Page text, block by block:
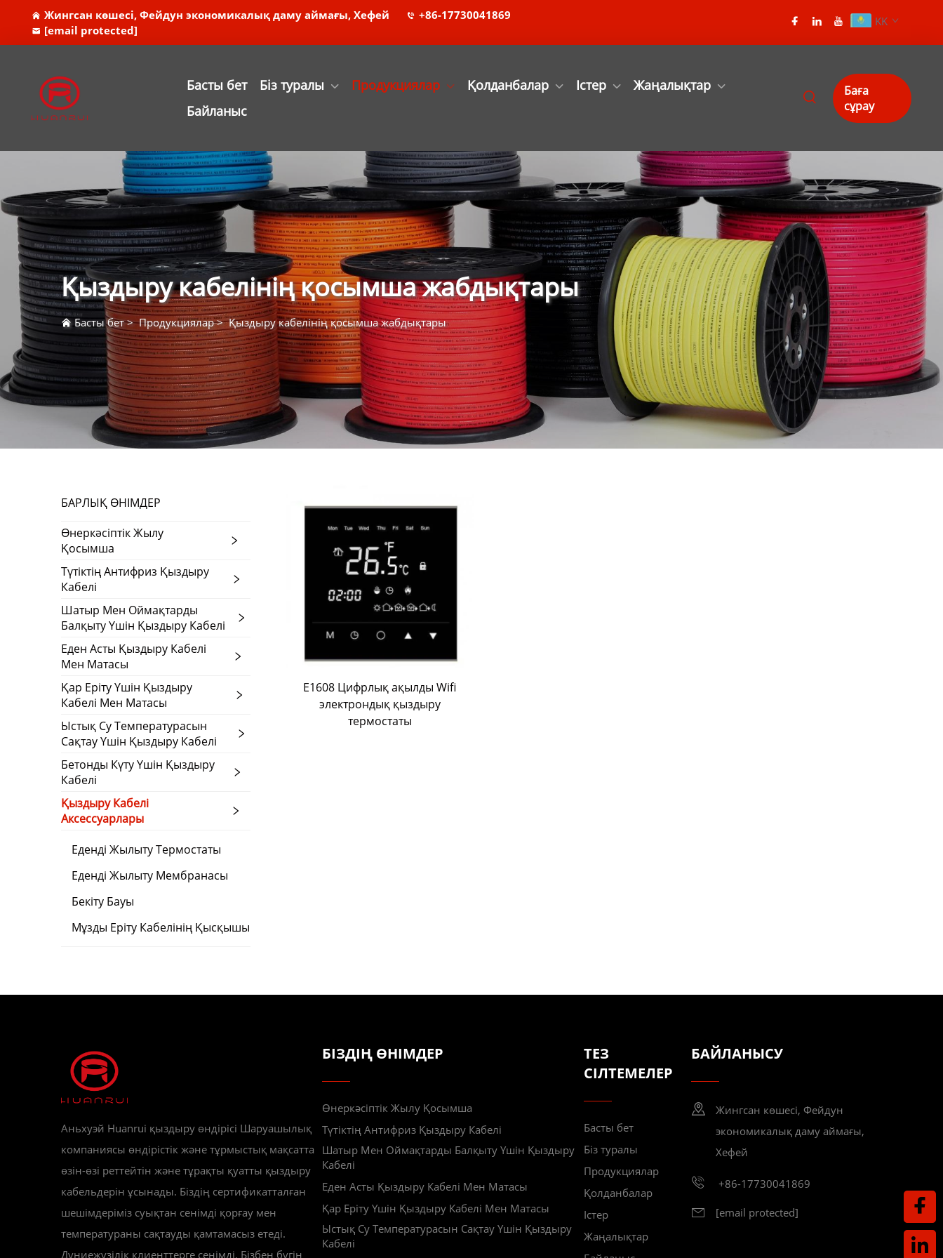
Жингсан көшесі, Фейдун экономикалық даму аймағы, Хефей
+86-17730041869
[email protected]
KK
Басты бет Біз туралы Продукциялар Қолданбалар Істер
Жаңалықтар
Байланыс
Баға
сұрау
Қыздыру кабелінің қосымша жабдықтары
Басты бет>Продукциялар>Қыздыру кабелінің қосымша жабдықтары
БАРЛЫҚ ӨНІМДЕР
Өнеркәсіптік Жылу
Қосымша
Түтіктің Антифриз Қыздыру
Кабелі
Шатыр Мен Оймақтарды
Балқыту Үшін Қыздыру Кабелі
Еден Асты Қыздыру Кабелі
Мен Матасы
Қар Еріту Үшін Қыздыру
Кабелі Мен Матасы
Ыстық Су Температурасын
Сақтау Үшін Қыздыру Кабелі
Бетонды Күту Үшін Қыздыру
Кабелі
Қыздыру Кабелі
Аксессуарлары
Еденді Жылыту Термостаты
Еденді Жылыту Мембранасы
Бекіту Бауы
Мұзды Еріту Кабелінің Қысқышы
E1608 Цифрлық ақылды Wifi
электрондық қыздыру
термостаты
Аньхуэй Huanrui қыздыру өндірісі Шаруашылық
компаниясы өндірістік және тұрмыстық мақсатта
өзін-өзі реттейтін және тұрақты қуатты қыздыру
кабельдерін ұсынады. Біздің сертификатталған
шешімдеріміз суықтан сенімді қорғау мен
температураны сақтауды қамтамасыз етеді.
Дүниежүзілік клиенттерге сенімді. Бізбен бүгін
БІЗДІҢ ӨНІМДЕР
Өнеркәсіптік Жылу Қосымша
Түтіктің Антифриз Қыздыру Кабелі
Шатыр Мен Оймақтарды Балқыту Үшін Қыздыру
Кабелі
Еден Асты Қыздыру Кабелі Мен Матасы
Қар Еріту Үшін Қыздыру Кабелі Мен Матасы
Ыстық Су Температурасын Сақтау Үшін Қыздыру
Кабелі
ТЕЗ
СІЛТЕМЕЛЕР
Басты бет
Біз туралы
Продукциялар
Қолданбалар
Істер
Жаңалықтар
БАЙЛАНЫСУ
Жингсан көшесі, Фейдун
экономикалық даму аймағы,
Хефей
+86-17730041869
[email protected]